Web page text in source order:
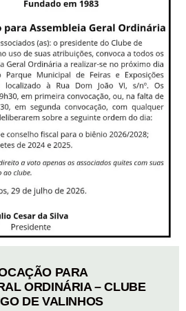
PARA
ORDINÁRIA – CLUBE
DE VALINHOS